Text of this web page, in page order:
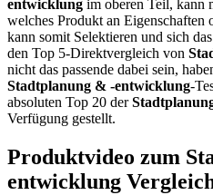
entwicklung im oberen Teil, kann
welches Produkt an Eigenschaften
kann somit Selektieren und sich
den Top 5-Direktvergleich von
nicht das passende dabei sein,
Stadtplanung & -entwicklung-
absoluten Top 20 der
Verfügung gestellt.
Produktvideo zum
entwicklung